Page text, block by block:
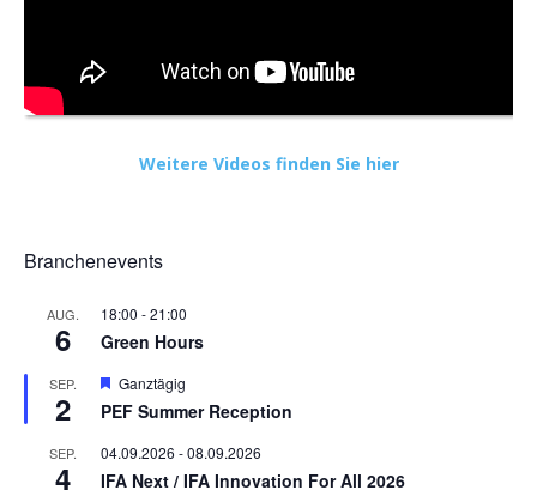
Weitere Videos finden Sie hier
Branchenevents
AUG.
6
18:00 -21:00
Green Hours
SEP.
2
Hervorgehoben
Ganztägig
PEF Summer Reception
SEP.
4
04.09.2026 -08.09.2026
IFA Next / IFA Innovation For All 2026